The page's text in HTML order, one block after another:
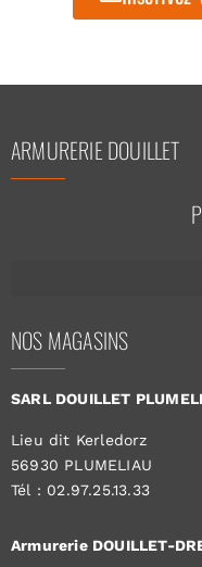
ARMURERIE DOUILLET
NOS MAGASINS
SARL DOUILLET
Lieu dit Kerledorz
56930 PLUMELIAU
Tél : 02.97.25.13.33
Armurerie DOUILLET-